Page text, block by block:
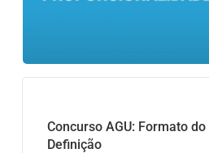
Concurso AGU: Formato
Definição